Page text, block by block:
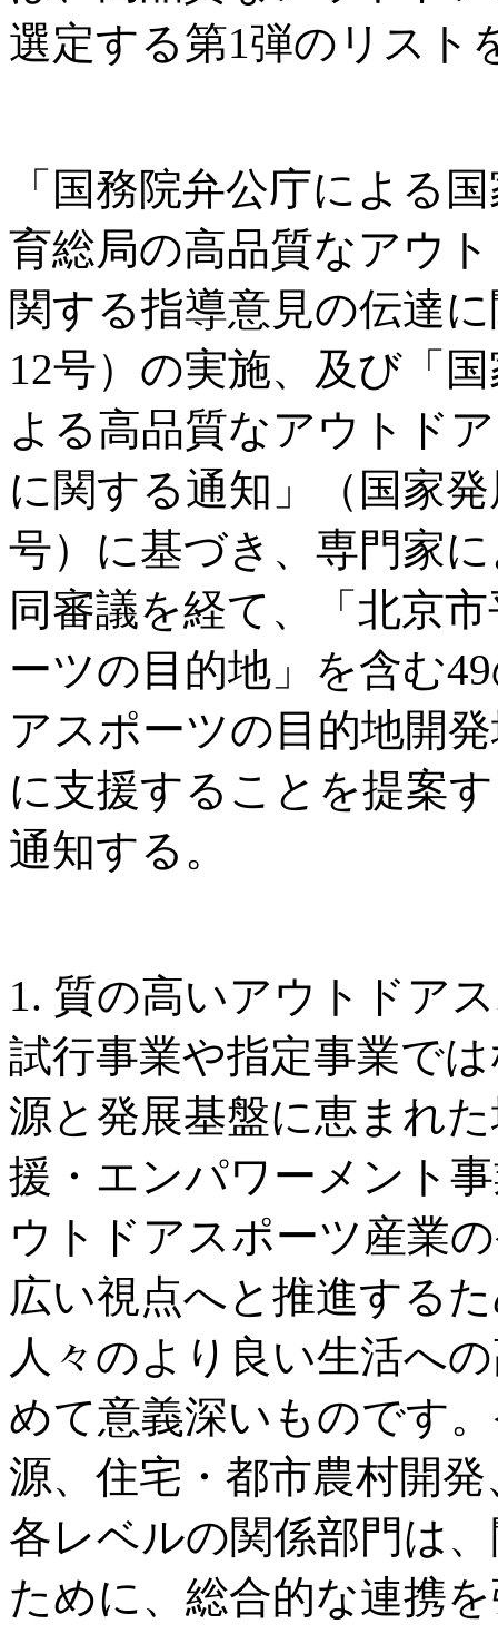
選定する第1弾のリスト
「国務院弁公庁による
育総局の高品質なアウ
関する指導意見の伝達
12号）の実施、及び「
よる高品質なアウトド
に関する通知」（国家
号）に基づき、専門家
同審議を経て、「北京
ーツの目的地」を含む
アスポーツの目的地開
に支援することを提案
通知する。
1. 質の高いアウトドア
試行事業や指定事業で
源と発展基盤に恵まれ
援・エンパワーメント
ウトドアスポーツ産業
広い視点へと推進する
人々のより良い生活へ
めて意義深いものです
源、住宅・都市農村開
各レベルの関係部門は
ために、総合的な連携